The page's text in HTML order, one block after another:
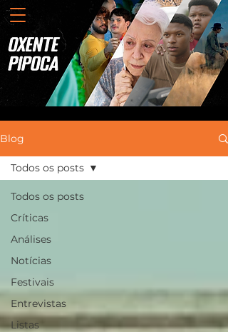
Blog
Todos os posts
Críticas
Análises
Notícias
Festivais
Entrevistas
Listas
Todos os posts